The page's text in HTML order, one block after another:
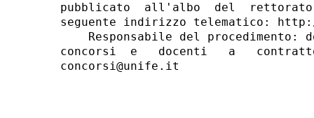
pubblicato  all'albo  del
seguente indirizzo telematico:
Responsabile del procedimento:
concorsi  e   docenti   a
concorsi@unife.it